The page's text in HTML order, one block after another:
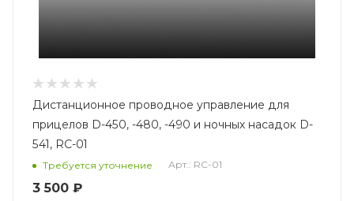
Дистанционное проводное управление для
прицелов D-450, -480, -490 и ночных насадок D-
541, RC-01
Требуется уточнение Арт.: RC-01
3 500 ₽